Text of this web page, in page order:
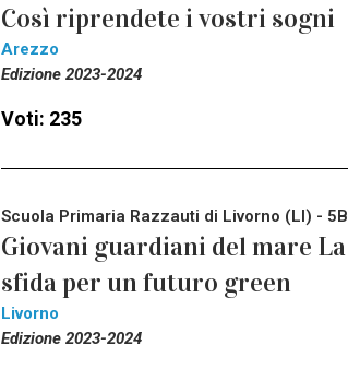
Così riprendete i vostri sogni
Arezzo
Edizione 2023-2024
Voti: 235
Scuola Primaria Razzauti di Livorno (LI) - 5B
Giovani guardiani del mare La
sfida per un futuro green
Livorno
Edizione 2023-2024